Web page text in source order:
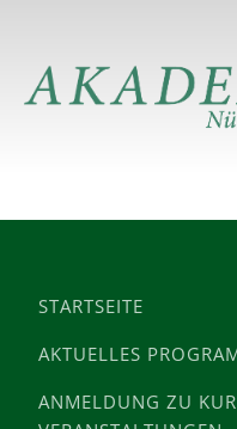
STARTSEITE
AKTUELLES
ANMELDUNG ZU